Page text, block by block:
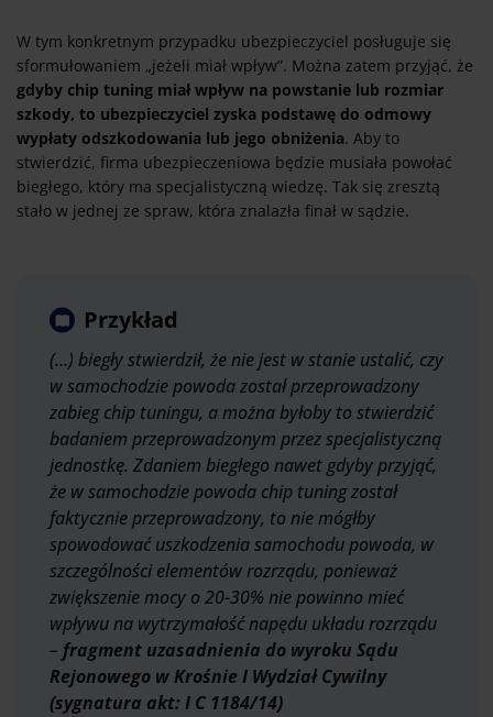
W tym konkretnym przypadku ubezpieczyciel posługuje się
sformułowaniem „jeżeli miał wpływ”. Można zatem przyjąć, że
gdyby chip tuning miał wpływ na powstanie lub rozmiar
szkody, to ubezpieczyciel zyska podstawę do odmowy
wypłaty odszkodowania lub jego obniżenia. Aby to
stwierdzić, firma ubezpieczeniowa będzie musiała powołać
biegłego, który ma specjalistyczną wiedzę. Tak się zresztą
stało w jednej ze spraw, która znalazła finał w sądzie.
Przykład
(...) biegły stwierdził, że nie jest w stanie ustalić, czy
w samochodzie powoda został przeprowadzony
zabieg chip tuningu, a można byłoby to stwierdzić
badaniem przeprowadzonym przez specjalistyczną
jednostkę. Zdaniem biegłego nawet gdyby przyjąć,
że w samochodzie powoda chip tuning został
faktycznie przeprowadzony, to nie mógłby
spowodować uszkodzenia samochodu powoda, w
szczególności elementów rozrządu, ponieważ
zwiększenie mocy o 20-30% nie powinno mieć
wpływu na wytrzymałość napędu układu rozrządu
– fragment uzasadnienia do wyroku Sądu
Rejonowego w Krośnie I Wydział Cywilny
(sygnatura akt: I C 1184/14)